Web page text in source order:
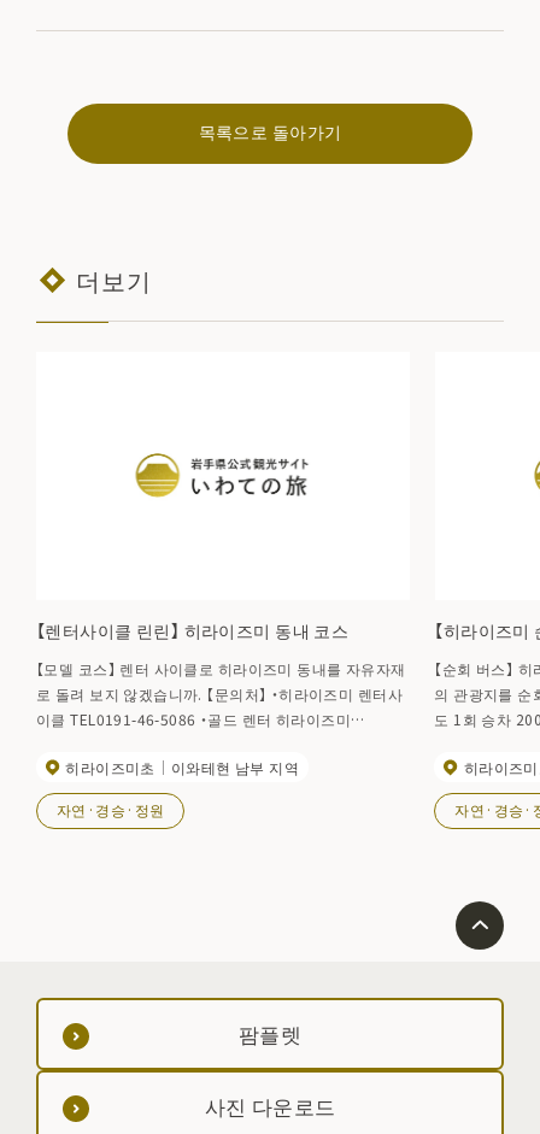
목록으로 돌아가기
더보기
【렌터사이클 린린】 히라이즈미 동내 코스
【모델 코스】 렌터 사이클로 히라이즈미 동내를 자유자재
로 돌려 보지 않겠습니까. 【문의처】 ・히라이즈미 렌터사
이클 TEL0191-46-5086 ・골드 렌터 히라이즈미
히라이즈미초
이와테현 남부 지역
자연·경승·정원
【히라이즈미
【순회 버스】
의 관광지를 순
도 1회 승차
(토)~11월 26
어른 200엔, 어
른・어린이 동
히라이즈
자연·경승·
팜플렛
사진 다운로드